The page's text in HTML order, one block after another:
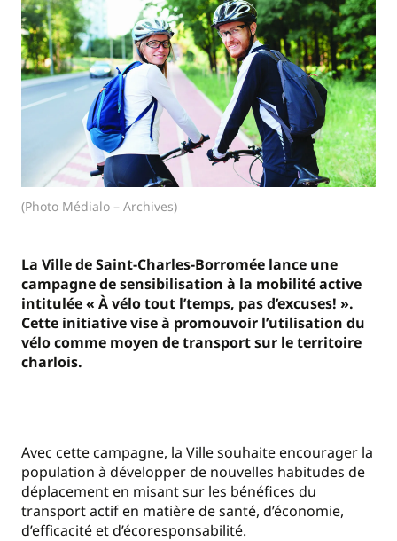
(Photo Médialo – Archives)
La Ville de Saint-Charles-Borromée lance une
campagne de sensibilisation à la mobilité active
intitulée « À vélo tout l’temps, pas d’excuses! ».
Cette initiative vise à promouvoir l’utilisation du
vélo comme moyen de transport sur le territoire
charlois.
Avec cette campagne, la Ville souhaite encourager la
population à développer de nouvelles habitudes de
déplacement en misant sur les bénéfices du
transport actif en matière de santé, d’économie,
d’efficacité et d’écoresponsabilité.